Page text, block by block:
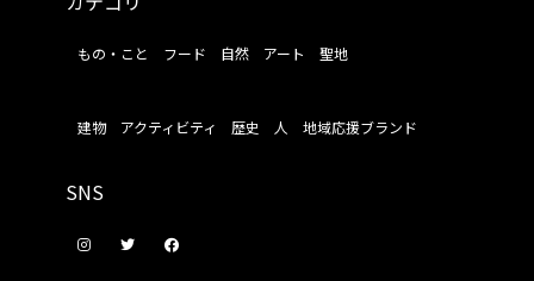
もの・こと フード 自然 アート 聖地
建物 アクティビティ 歴史 人 地域応援ブランド
SNS